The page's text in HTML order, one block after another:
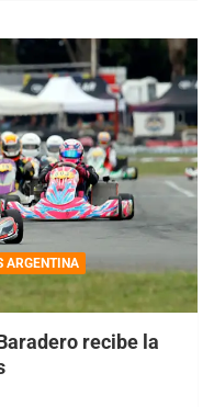
ARGENTINA
recibe la